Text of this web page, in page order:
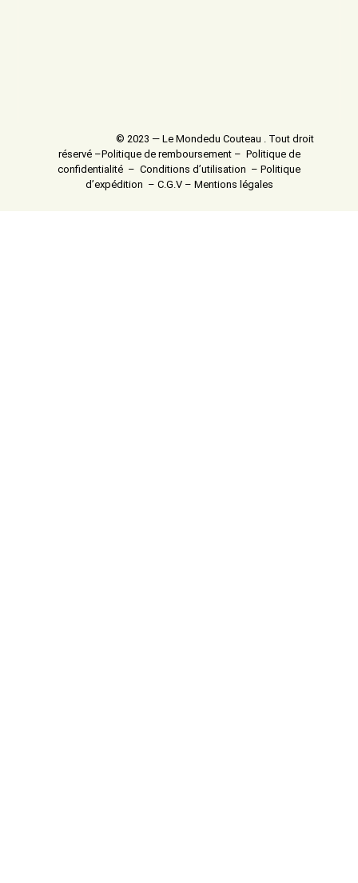
© 2023 — Le Mondedu Couteau . Tout droit
réservé –Politique de remboursement – Politique de
confidentialité – Conditions d’utilisation – Politique
d’expédition – C.G.V– Mentions légales